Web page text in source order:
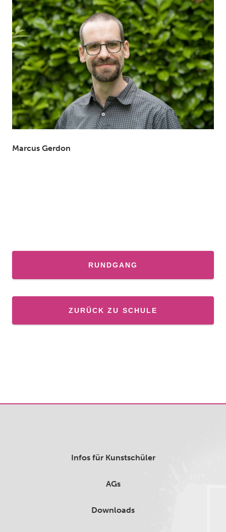
Marcus Gerdon
RUNDGANG
ZURÜCK ZU SCHULE
Infos für Kunstschüler
AGs
Downloads